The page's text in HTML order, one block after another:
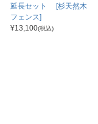
延長セット [杉天然木
フェンス]
¥13,100(税込)